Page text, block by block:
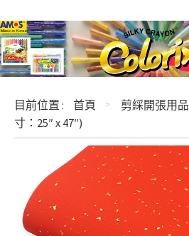
目前位置 : 首頁 剪綵開張用品
寸：25″ x 47″)